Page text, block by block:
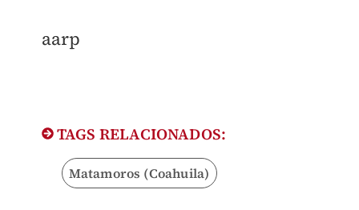
aarp
TAGS RELACIONADOS:
Matamoros (Coahuila)